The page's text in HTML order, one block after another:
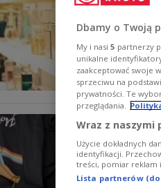
Dbamy o Twoją
My i nasi 5 partnerzy
unikalne
zaakceptować swoje
sprzeciwu na
prywatności. Te
przeglądania.
Wraz z naszymi
Użycie dokładnych
identyfikacji.
treści, pomiar reklam
Lista partnerów